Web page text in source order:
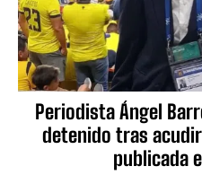
Periodista Ángel
detenido tras
publicada